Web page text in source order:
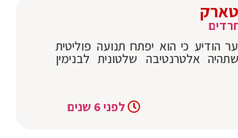
הודיע כי הוא יפתח תנועה פוליטית
אלטרנטיבה שלטונית לבנימין
לפני 6 שנים